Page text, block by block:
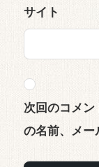
サイト
次回のコメ
の名前、メー